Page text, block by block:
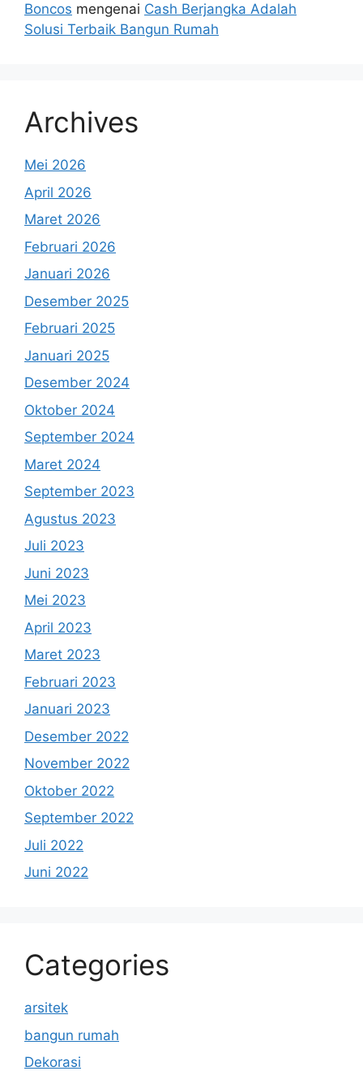
Boncos mengenai Cash Berjangka Adalah
Solusi Terbaik Bangun Rumah
Archives
Mei 2026
April 2026
Maret 2026
Februari 2026
Januari 2026
Desember 2025
Februari 2025
Januari 2025
Desember 2024
Oktober 2024
September 2024
Maret 2024
September 2023
Agustus 2023
Juli 2023
Juni 2023
Mei 2023
April 2023
Maret 2023
Februari 2023
Januari 2023
Desember 2022
November 2022
Oktober 2022
September 2022
Juli 2022
Juni 2022
Categories
arsitek
bangun rumah
Dekorasi